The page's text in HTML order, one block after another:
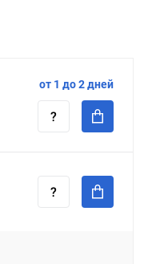
от 1 до 2 дней